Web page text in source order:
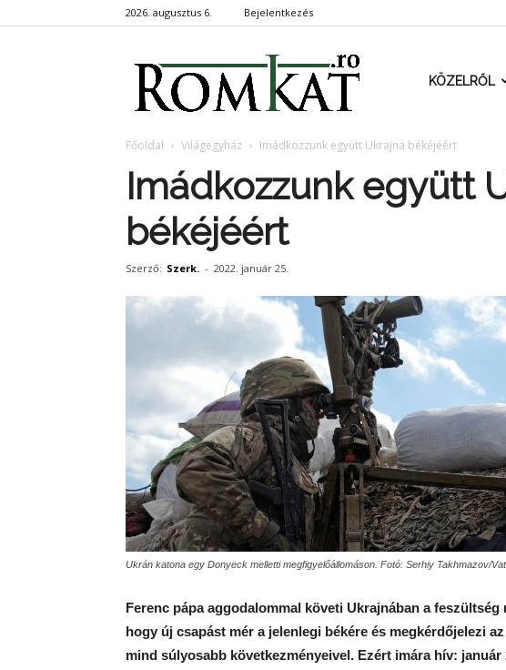
2026. augusztus 6. Bejelentkezés
RomKat.roKÖZELRŐL
Főoldal Világegyház Imádkozzunk együtt Ukrajna békéjéért
Imádkozzunk együtt
békéjéért
Szerző: Szerk. - 2022. január 25.
Ukrán katona egy Donyeck melletti megfigyelőállomáson. Fotó: Serhiy Takhmazov/
Ferenc pápa aggodalommal követi Ukrajnában a feszültség
hogy új csapást mér a jelenlegi békére és megkérdőjelezi
mind súlyosabb következményeivel. Ezért imára hív: